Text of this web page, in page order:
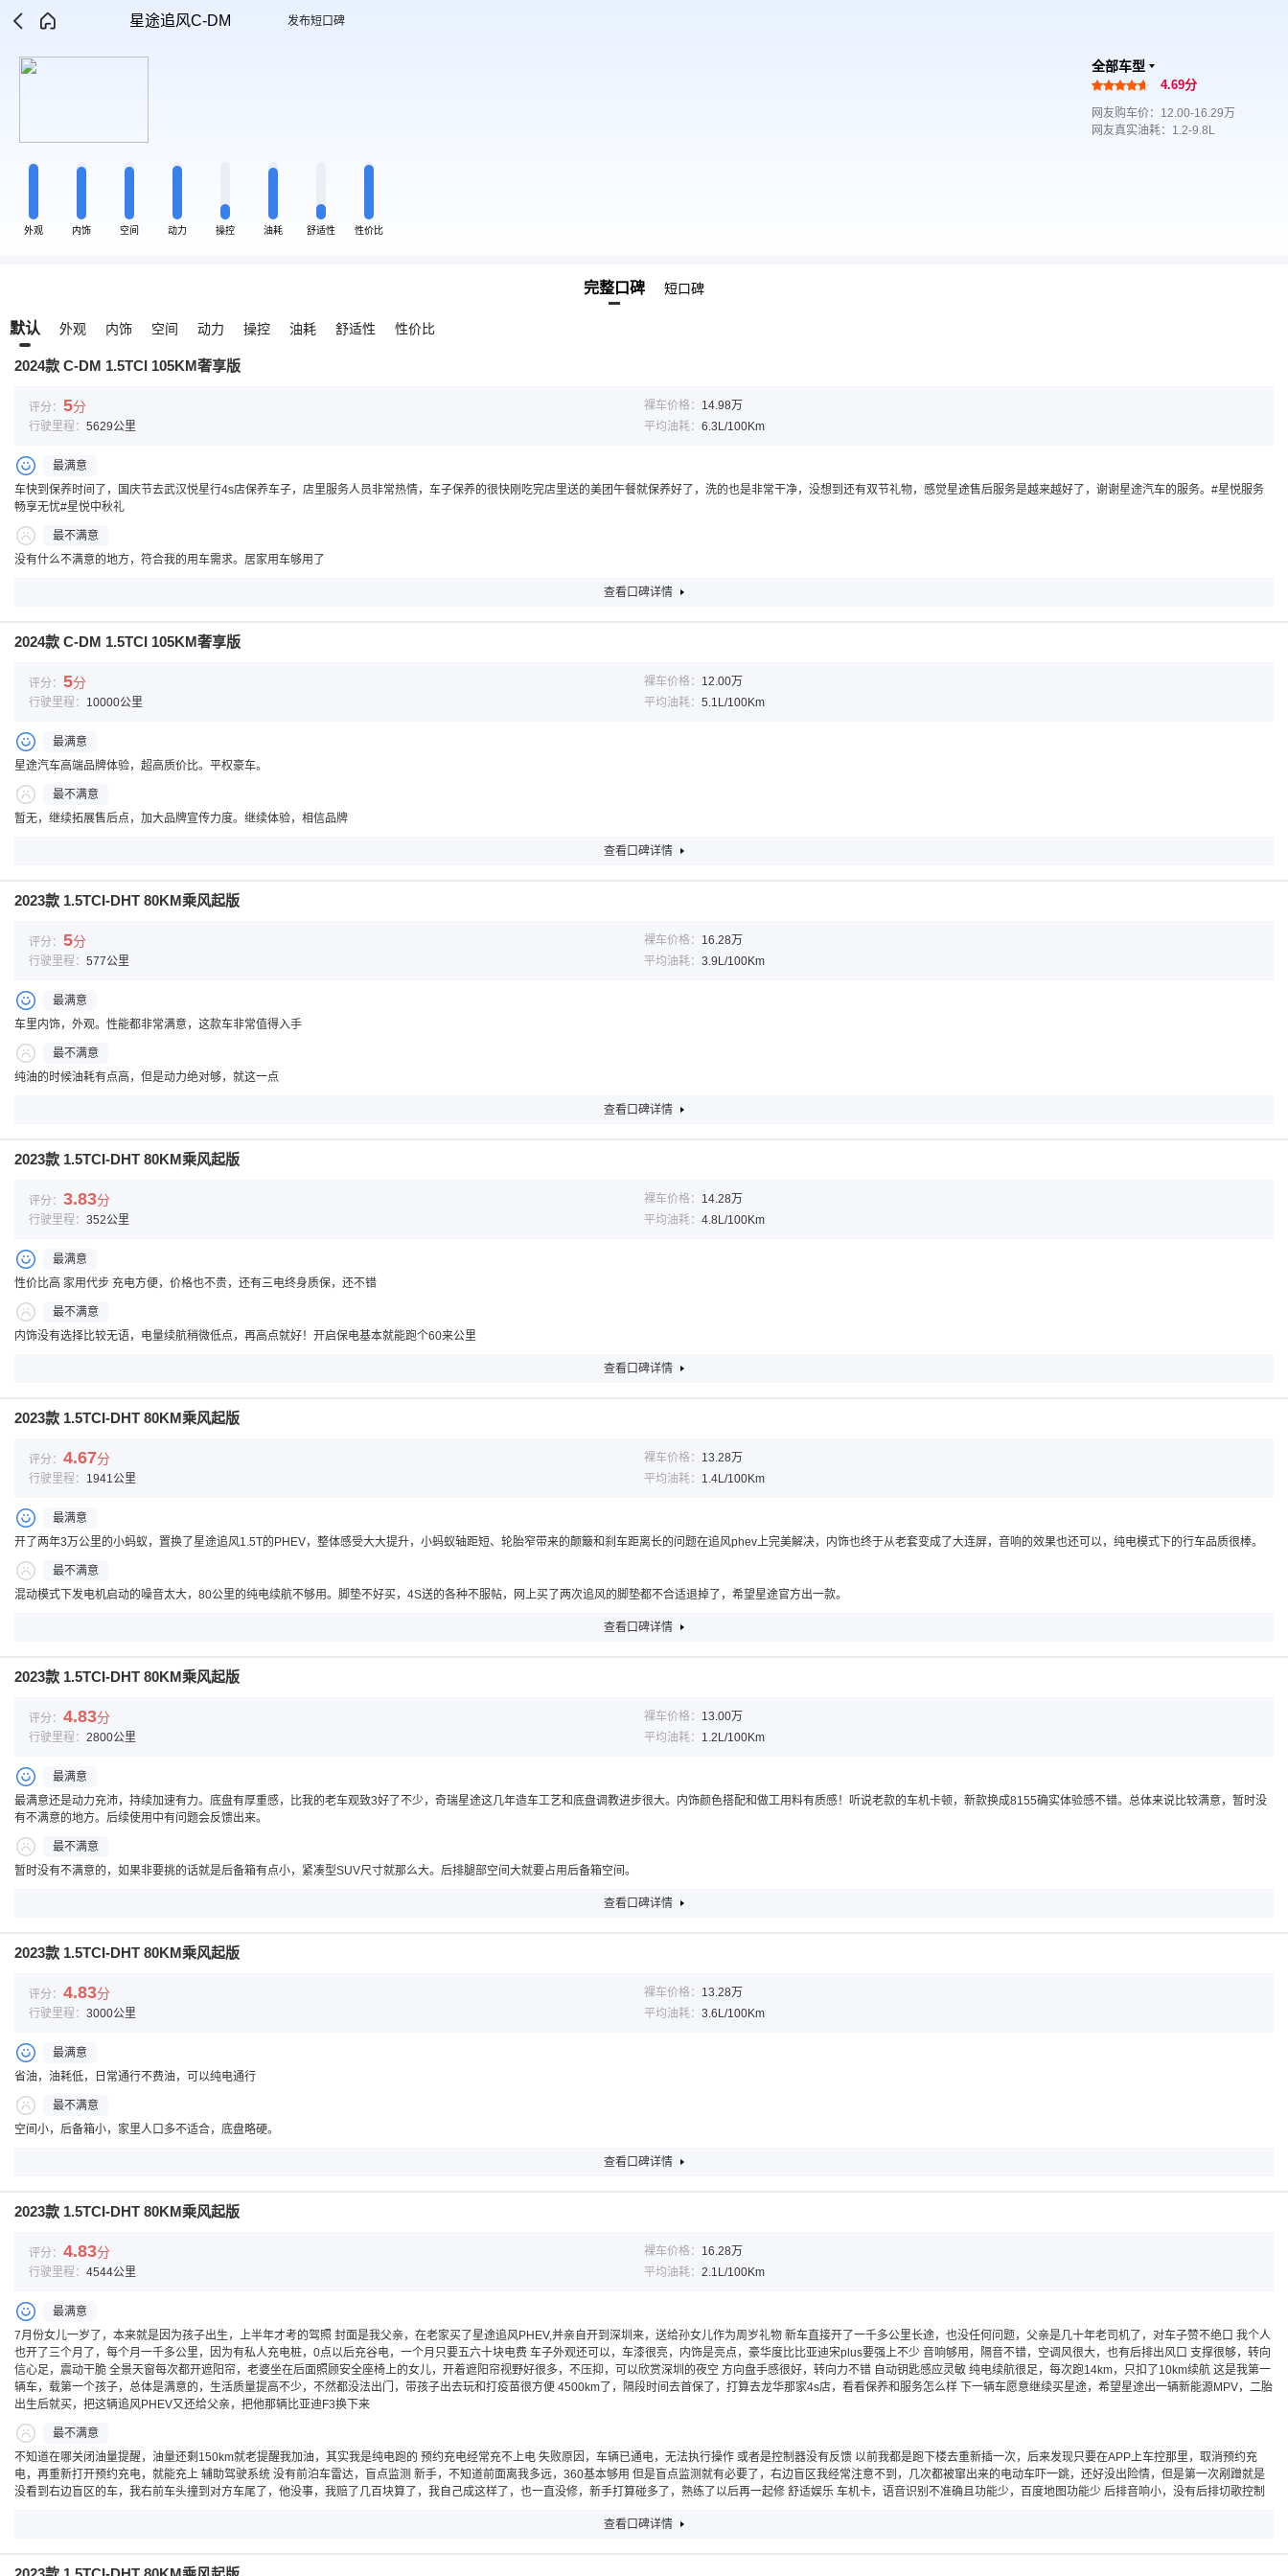
星途追风C-DM 发布短口碑
全部车型
4.69分
网友购车价：12.00-16.29万
网友真实油耗：1.2-9.8L
外观 内饰 空间 动力 操控 油耗 舒适性 性价比
完整口碑 短口碑
默认 外观 内饰 空间 动力 操控 油耗 舒适性 性价比
2024款 C-DM 1.5TCI 105KM奢享版
评分： 5分 裸车价格： 14.98万
行驶里程： 5629公里 平均油耗： 6.3L/100Km
最满意
车快到保养时间了，国庆节去武汉悦星行4s店保养车子，店里服务人员非常热情，车子保养的很快刚吃完店里送的美团午餐就保养好了，洗的也是非常干净，没想到还有双节礼物，感觉星途售后服务是越来越好了，谢谢星途汽车的服务。#星悦服务
畅享无忧#星悦中秋礼
最不满意
没有什么不满意的地方，符合我的用车需求。居家用车够用了
查看口碑详情
2024款 C-DM 1.5TCI 105KM奢享版
评分： 5分 裸车价格： 12.00万
行驶里程： 10000公里 平均油耗： 5.1L/100Km
最满意
星途汽车高端品牌体验，超高质价比。平权豪车。
最不满意
暂无，继续拓展售后点，加大品牌宣传力度。继续体验，相信品牌
查看口碑详情
2023款 1.5TCI-DHT 80KM乘风起版
评分： 5分 裸车价格： 16.28万
行驶里程： 577公里 平均油耗： 3.9L/100Km
最满意
车里内饰，外观。性能都非常满意，这款车非常值得入手
最不满意
纯油的时候油耗有点高，但是动力绝对够，就这一点
查看口碑详情
2023款 1.5TCI-DHT 80KM乘风起版
评分： 3.83分 裸车价格： 14.28万
行驶里程： 352公里 平均油耗： 4.8L/100Km
最满意
性价比高 家用代步 充电方便，价格也不贵，还有三电终身质保，还不错
最不满意
内饰没有选择比较无语，电量续航稍微低点，再高点就好！开启保电基本就能跑个60来公里
查看口碑详情
2023款 1.5TCI-DHT 80KM乘风起版
评分： 4.67分 裸车价格： 13.28万
行驶里程： 1941公里 平均油耗： 1.4L/100Km
最满意
开了两年3万公里的小蚂蚁，置换了星途追风1.5T的PHEV，整体感受大大提升，小蚂蚁轴距短、轮胎窄带来的颠簸和刹车距离长的问题在追风phev上完美解决，内饰也终于从老套变成了大连屏，音响的效果也还可以，纯电模式下的行车品质很棒。
最不满意
混动模式下发电机启动的噪音太大，80公里的纯电续航不够用。脚垫不好买，4S送的各种不服帖，网上买了两次追风的脚垫都不合适退掉了，希望星途官方出一款。
查看口碑详情
2023款 1.5TCI-DHT 80KM乘风起版
评分： 4.83分 裸车价格： 13.00万
行驶里程： 2800公里 平均油耗： 1.2L/100Km
最满意
最满意还是动力充沛，持续加速有力。底盘有厚重感，比我的老车观致3好了不少，奇瑞星途这几年造车工艺和底盘调教进步很大。内饰颜色搭配和做工用料有质感！听说老款的车机卡顿，新款换成8155确实体验感不错。总体来说比较满意，暂时没
有不满意的地方。后续使用中有问题会反馈出来。
最不满意
暂时没有不满意的，如果非要挑的话就是后备箱有点小，紧凑型SUV尺寸就那么大。后排腿部空间大就要占用后备箱空间。
查看口碑详情
2023款 1.5TCI-DHT 80KM乘风起版
评分： 4.83分 裸车价格： 13.28万
行驶里程： 3000公里 平均油耗： 3.6L/100Km
最满意
省油，油耗低，日常通行不费油，可以纯电通行
最不满意
空间小，后备箱小，家里人口多不适合，底盘略硬。
查看口碑详情
2023款 1.5TCI-DHT 80KM乘风起版
评分： 4.83分 裸车价格： 16.28万
行驶里程： 4544公里 平均油耗： 2.1L/100Km
最满意
7月份女儿一岁了，本来就是因为孩子出生，上半年才考的驾照 封面是我父亲，在老家买了星途追风PHEV,并亲自开到深圳来，送给孙女儿作为周岁礼物 新车直接开了一千多公里长途，也没任何问题，父亲是几十年老司机了，对车子赞不绝口 我个人
也开了三个月了，每个月一千多公里，因为有私人充电桩，0点以后充谷电，一个月只要五六十块电费 车子外观还可以，车漆很亮，内饰是亮点，豪华度比比亚迪宋plus要强上不少 音响够用，隔音不错，空调风很大，也有后排出风口 支撑很够，转向
信心足，震动干脆 全景天窗每次都开遮阳帘，老婆坐在后面照顾安全座椅上的女儿，开着遮阳帘视野好很多，不压抑，可以欣赏深圳的夜空 方向盘手感很好，转向力不错 自动钥匙感应灵敏 纯电续航很足，每次跑14km，只扣了10km续航 这是我第一
辆车，载第一个孩子，总体是满意的，生活质量提高不少，不然都没法出门，带孩子出去玩和打疫苗很方便 4500km了，隔段时间去首保了，打算去龙华那家4s店，看看保养和服务怎么样 下一辆车愿意继续买星途，希望星途出一辆新能源MPV，二胎
出生后就买，把这辆追风PHEV又还给父亲，把他那辆比亚迪F3换下来
最不满意
不知道在哪关闭油量提醒，油量还剩150km就老提醒我加油，其实我是纯电跑的 预约充电经常充不上电 失败原因，车辆已通电，无法执行操作 或者是控制器没有反馈 以前我都是跑下楼去重新插一次，后来发现只要在APP上车控那里，取消预约充
电，再重新打开预约充电，就能充上 辅助驾驶系统 没有前泊车雷达，盲点监测 新手，不知道前面离我多远，360基本够用 但是盲点监测就有必要了，右边盲区我经常注意不到，几次都被窜出来的电动车吓一跳，还好没出险情，但是第一次剐蹭就是
没看到右边盲区的车，我右前车头撞到对方车尾了，他没事，我赔了几百块算了，我自己成这样了，也一直没修，新手打算碰多了，熟练了以后再一起修 舒适娱乐 车机卡，语音识别不准确且功能少，百度地图功能少 后排音响小，没有后排切歌控制
查看口碑详情